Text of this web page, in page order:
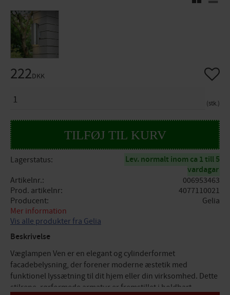
222DKK
stk.
Gem
Lagerstatus
Lev. normalt inom ca 1 till 5
vardagar
Artikelnr.
006953463
Prod. artikelnr
4077110021
Producent
Gelia
Mer information
Vis alle produkter fra Gelia
Beskrivelse
Væglampen Ven er en elegant og cylinderformet
facadebelysning, der forener moderne æstetik med
funktionel lyssætning til dit hjem eller din virksomhed. Dette
stilrene, rørformede armatur er fremstillet i holdbart